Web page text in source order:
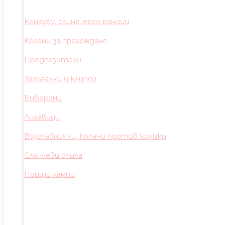
Кенгуру, слинг, ерго раници
Колани за прохождане
Предпазители
Залъгалки и клипси
Биберони
Лигавици
Възглавнички, колани против колики
Слънчеви очила
Нощни лампи